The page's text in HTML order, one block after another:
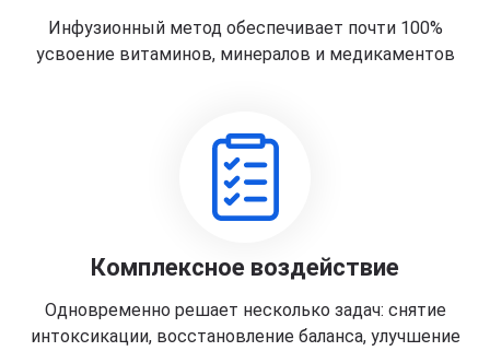
Инфузионный метод обеспечивает почти 100%
усвоение витаминов, минералов и медикаментов
Комплексное воздействие
Одновременно решает несколько задач: снятие
интоксикации, восстановление баланса, улучшение